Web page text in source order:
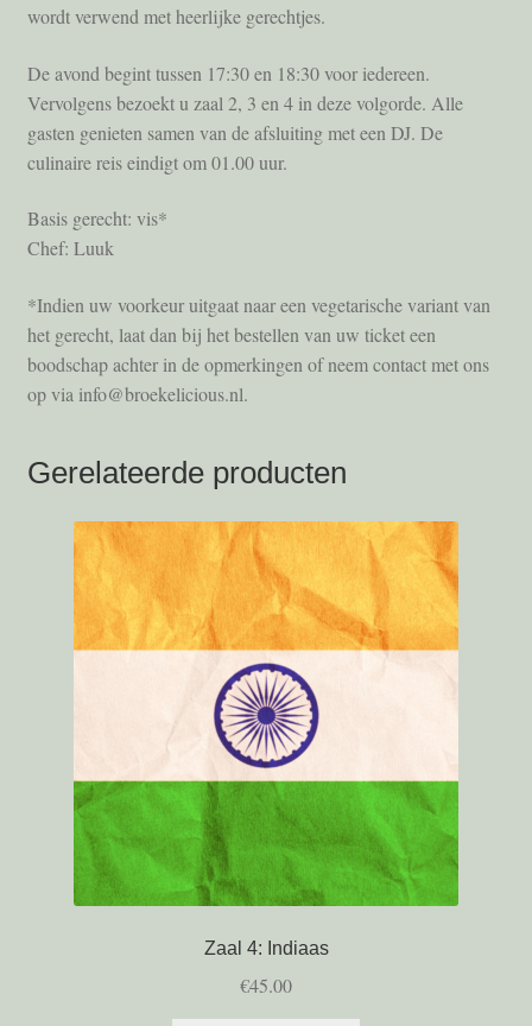
wordt verwend met heerlijke gerechtjes.
De avond begint tussen 17:30 en 18:30 voor iedereen.
Vervolgens bezoekt u zaal 2, 3 en 4 in deze volgorde. Alle
gasten genieten samen van de afsluiting met een DJ. De
culinaire reis eindigt om 01.00 uur.
Basis gerecht: vis*
Chef: Luuk
*Indien uw voorkeur uitgaat naar een vegetarische variant van
het gerecht, laat dan bij het bestellen van uw ticket een
boodschap achter in de opmerkingen of neem contact met ons
op via info@broekelicious.nl.
Gerelateerde producten
Zaal 4: Indiaas
€45.00